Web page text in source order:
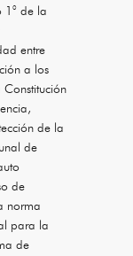
1° de la
entre
a los
de la
de
de
norma
para la
de